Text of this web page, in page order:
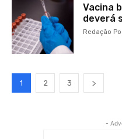
Vacina
deverá
Redação
1 2 3
-